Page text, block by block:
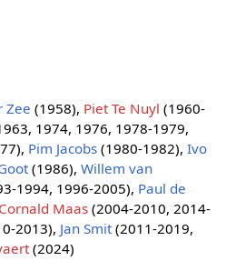
Zee (1958), Piet Te Nuyl (1960-
1974, 1976, 1978-1979,
Pim Jacobs(1980-1982), Ivo
(1986), Willem van
1994, 1996-2005), Paul de
Cornald Maas(2004-2010, 2014-
2013), Jan Smit(2011-2019,
(2024)